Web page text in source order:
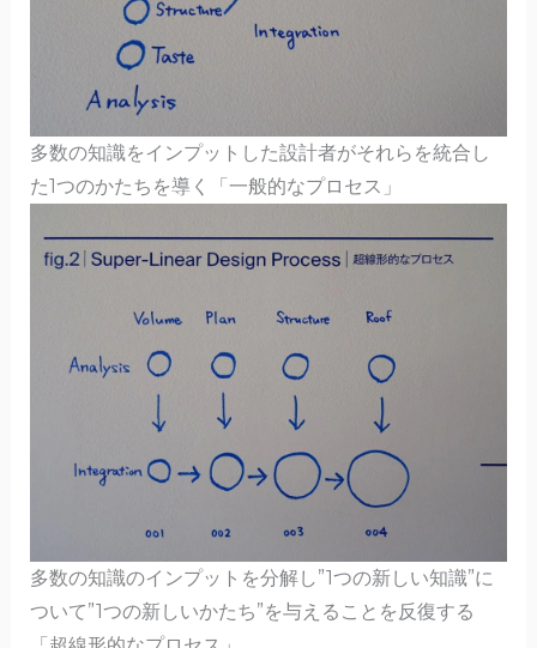
多数の知識をインプットした設計者がそれらを統合し
た1つのかたちを導く「一般的なプロセス」
多数の知識のインプットを分解し”1つの新しい知識”に
ついて”1つの新しいかたち”を与えることを反復する